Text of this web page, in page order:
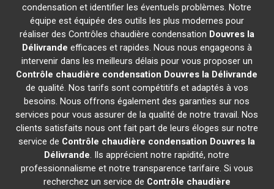
condensation et identifier les éventuels problèmes. Notre
équipe est équipée des outils les plus modernes pour
réaliser des Contrôles chaudière condensation Douvres la
Délivrande efficaces et rapides. Nous nous engageons à
intervenir dans les meilleurs délais pour vous proposer un
Contrôle chaudière condensation Douvres la Délivrande
de qualité. Nos tarifs sont compétitifs et adaptés à vos
besoins. Nous offrons également des garanties sur nos
services pour vous assurer de la qualité de notre travail. Nos
clients satisfaits nous ont fait part de leurs éloges sur notre
service de Contrôle chaudière condensation Douvres la
Délivrande. Ils apprécient notre rapidité, notre
professionnalisme et notre transparence tarifaire. Si vous
recherchez un service de Contrôle chaudière